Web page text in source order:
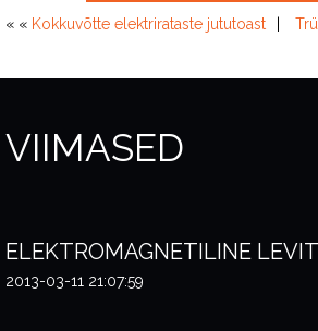
« « Kokkuvõtte elektrirataste jututoast
VIIMASED
ELEKTROMAGNETILINE
2013-03-11 21:07:59